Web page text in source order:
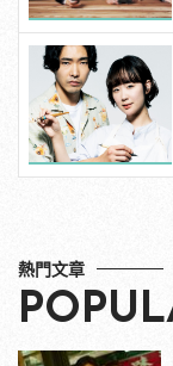
熱門文章